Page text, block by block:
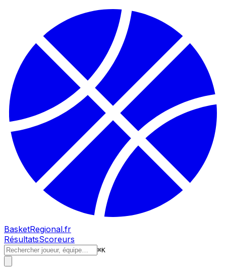
BasketRegional.fr
RésultatsScoreurs
⌘K